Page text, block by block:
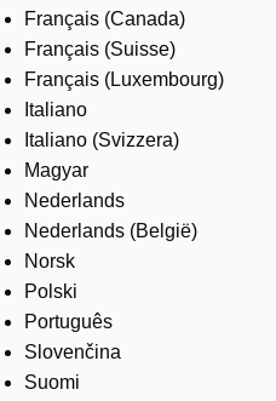
Français (Canada)
Français (Suisse)
Français (Luxembourg)
Italiano
Italiano (Svizzera)
Magyar
Nederlands
Nederlands (België)
Norsk
Polski
Português
Slovenčina
Suomi